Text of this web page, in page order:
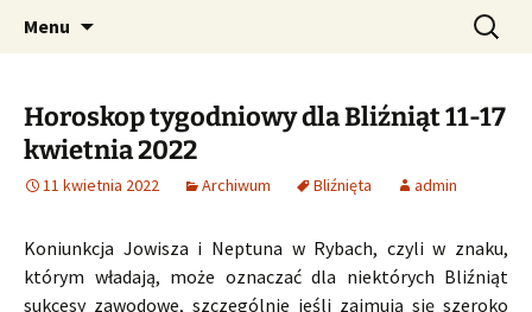
CzaroMarowy horoskop
dzienny, miesięczny i
tygodniowy
Profesjonalne przepowiednie astrologiczne
Menu Szukaj:
Horoskop tygodniowy dla Bliźniąt 11-17
kwietnia 2022
11 kwietnia 2022 Archiwum Bliźnięta admin
Koniunkcja Jowisza i Neptuna w Rybach, czyli w znaku,
którym władają, może oznaczać dla niektórych Bliźniąt
sukcesy zawodowe, szczególnie jeśli zajmują się szeroko